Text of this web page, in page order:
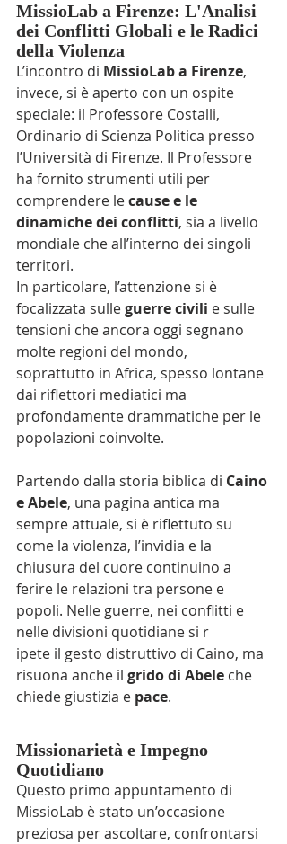
MissioLab a Firenze: L'Analisi
dei Conflitti Globali e le Radici
della Violenza
L’incontro di MissioLab a Firenze,
invece, si è aperto con un ospite
speciale: il Professore Costalli,
Ordinario di Scienza Politica presso
l’Università di Firenze. Il Professore
ha fornito strumenti utili per
comprendere le cause e le
dinamiche dei conflitti, sia a livello
mondiale che all’interno dei singoli
territori.
In particolare, l’attenzione si è
focalizzata sulle guerre civili e sulle
tensioni che ancora oggi segnano
molte regioni del mondo,
soprattutto in Africa, spesso lontane
dai riflettori mediatici ma
profondamente drammatiche per le
popolazioni coinvolte.
Partendo dalla storia biblica di Caino
e Abele, una pagina antica ma
sempre attuale, si è riflettuto su
come la violenza, l’invidia e la
chiusura del cuore continuino a
ferire le relazioni tra persone e
popoli. Nelle guerre, nei conflitti e
nelle divisioni quotidiane si r
ipete il gesto distruttivo di Caino, ma
risuona anche il grido di Abele che
chiede giustizia e pace.
Missionarietà e Impegno
Quotidiano
Questo primo appuntamento di
MissioLab è stato un’occasione
preziosa per ascoltare, confrontarsi